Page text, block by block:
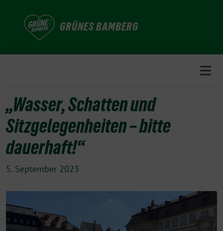
GRÜNES BAMBERG
„Wasser, Schatten und
Sitzgelegenheiten – bitte
dauerhaft!“
5. September 2023